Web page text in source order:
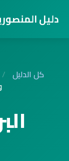
دليل
كل الدليل /